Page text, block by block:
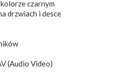
czarnym
drzwiach i desce
(Audio Video)